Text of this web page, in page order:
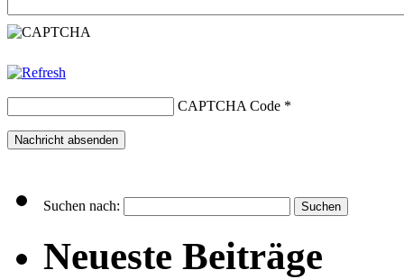
CAPTCHA Code *
Suchen nach:
Neueste Beiträge